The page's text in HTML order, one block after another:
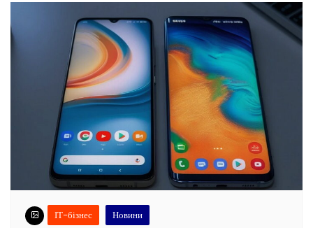
ІТ-бізнес Новини